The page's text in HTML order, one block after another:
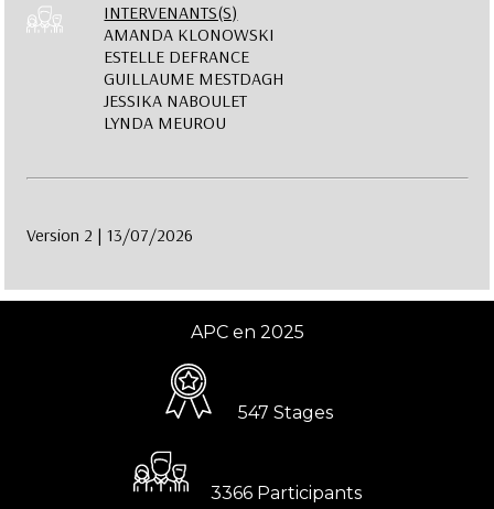
INTERVENANTS(S)
AMANDA KLONOWSKI
ESTELLE DEFRANCE
GUILLAUME MESTDAGH
JESSIKA NABOULET
LYNDA MEUROU
Version 2 | 13/07/2026
APC en 2025
547 Stages
3366 Participants